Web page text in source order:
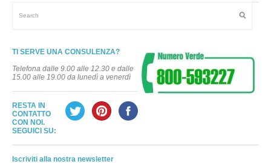
TI SERVE UNA CONSULENZA?
Telefona dalle 9.00 alle 12.30 e dalle
15.00 alle 19.00 da lunedì a venerdì
RESTA IN
CONTATTO
CON NOI.
SEGUICI SU:
Iscriviti alla nostra newsletter